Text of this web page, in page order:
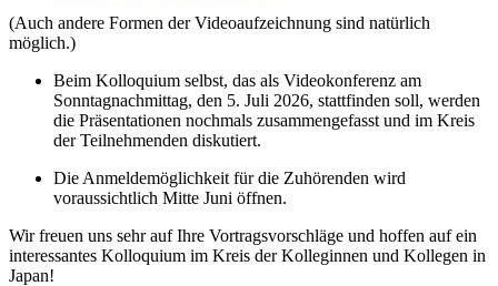
(Auch andere Formen der Videoaufzeichnung sind natürlich
möglich.)
Beim Kolloquium selbst, das als Videokonferenz am
Sonntagnachmittag, den 5. Juli 2026, stattfinden soll, werden
die Präsentationen nochmals zusammengefasst und im Kreis
der Teilnehmenden diskutiert.
Die Anmeldemöglichkeit für die Zuhörenden wird
voraussichtlich Mitte Juni öffnen.
Wir freuen uns sehr auf Ihre Vortragsvorschläge und hoffen auf ein
interessantes Kolloquium im Kreis der Kolleginnen und Kollegen in
Japan!